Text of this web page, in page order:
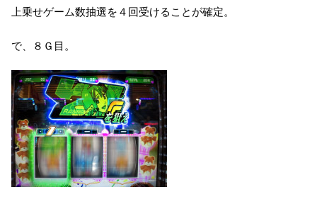
上乗せゲーム数抽選を４回受けることが確定。
で、８Ｇ目。